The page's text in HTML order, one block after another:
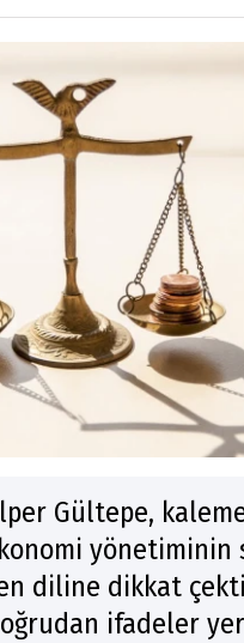
Gültepe, kaleme
yönetiminin
diline dikkat
ifadeler